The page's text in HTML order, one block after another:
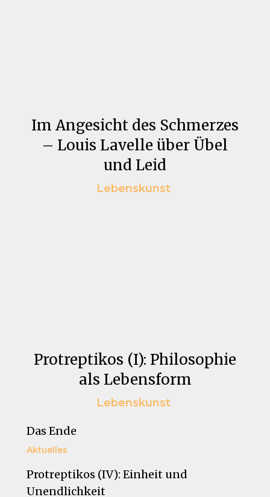
Im Angesicht des Schmerzes
– Louis Lavelle über Übel
und Leid
Lebenskunst
Protreptikos (I): Philosophie
als Lebensform
Lebenskunst
Das Ende
Aktuelles
Protreptikos (IV): Einheit und
Unendlichkeit